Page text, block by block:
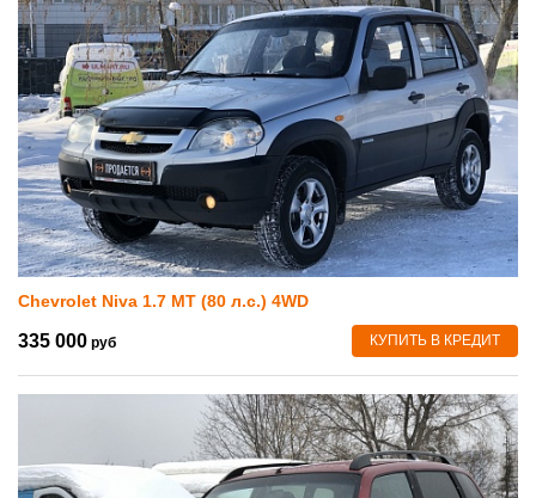
Chevrolet Niva 1.7 MT (80 л.с.) 4WD
335 000 руб КУПИТЬ В КРЕДИТ